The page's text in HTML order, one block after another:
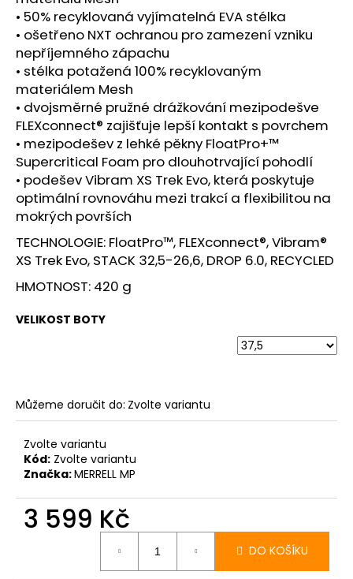
• 50% recyklovaná vyjímatelná EVA stélka
• ošetřeno NXT ochranou pro zamezení vzniku
nepříjemného zápachu
• stélka potažená 100% recyklovaným
materiálem Mesh
• dvojsměrné pružné drážkování mezipodešve
FLEXconnect® zajišťuje lepší kontakt s povrchem
• mezipodešev z lehké pěkny FloatPro+™
Supercritical Foam pro dlouhotrvající pohodlí
• podešev Vibram XS Trek Evo, která poskytuje
optimální rovnováhu mezi trakcí a flexibilitou na
mokrých površích
TECHNOLOGIE: FloatPro™, FLEXconnect®, Vibram®
XS Trek Evo, STACK 32,5-26,6, DROP 6.0, RECYCLED
HMOTNOST: 420 g
VELIKOST BOTY
Můžeme doručit do: Zvolte variantu
Zvolte variantu
Kód: Zvolte variantu
Značka:MERRELL MP
3 599 Kč
DO KOŠÍKU
j
e
m
e
BOTY
CRAFT
XPLOR
PRO
MATRYX
ŠEDÁ
4
399
Kč